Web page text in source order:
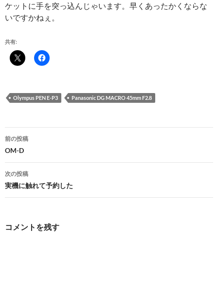
ケットに手を突っ込んじゃいます。早くあったかくならな
いですかねぇ。
共有:
Olympus PEN E-P3 Panasonic DG MACRO 45mm F2.8
投
稿
ナ
ビ
ゲ
前の投稿
OM-D
次の投稿
実機に触れて予約した
コメントを残す